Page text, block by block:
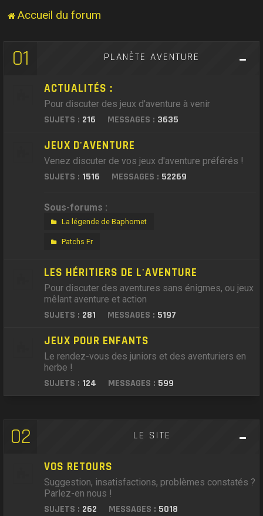
Accueil du forum
01 PLANÈTE AVENTURE
ACTUALITÉS :
Pour discuter des jeux d'aventure à venir
SUJETS : 216 MESSAGES : 3635
JEUX D'AVENTURE
Venez discuter de vos jeux d'aventure préférés !
SUJETS : 1516 MESSAGES : 52269
Sous-forums :
La légende de Baphomet
Patchs Fr
LES HÉRITIERS DE L'AVENTURE
Pour discuter des aventures sans énigmes, ou jeux
mêlant aventure et action
SUJETS : 281 MESSAGES : 5197
JEUX POUR ENFANTS
Le rendez-vous des juniors et des aventuriers en
herbe !
SUJETS : 124 MESSAGES : 599
02 LE SITE
VOS RETOURS
Suggestion, insatisfactions, problèmes constatés ?
Parlez-en nous !
SUJETS : 262 MESSAGES : 5018